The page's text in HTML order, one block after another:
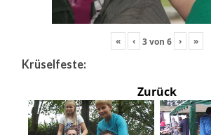
« ‹ 3von 6 › »
Krüselfeste:
Zurück